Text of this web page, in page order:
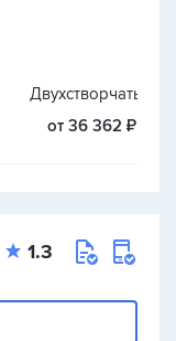
Двухстворчатые
от 36 362 ₽
1.3